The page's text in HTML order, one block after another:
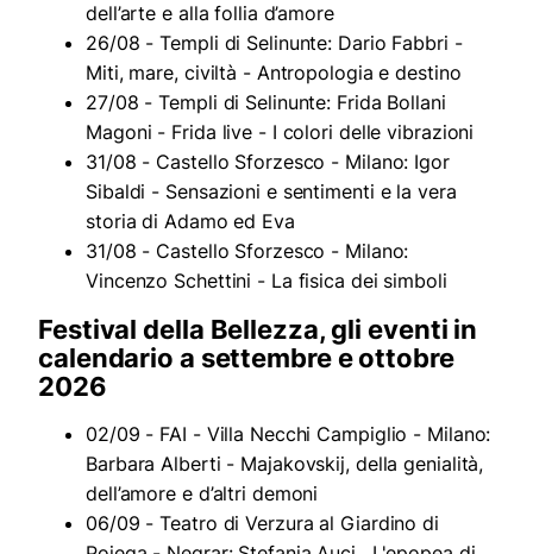
dell’arte e alla follia d’amore
26/08 - Templi di Selinunte: Dario Fabbri -
Miti, mare, civiltà - Antropologia e destino
27/08 - Templi di Selinunte: Frida Bollani
Magoni - Frida live - I colori delle vibrazioni
31/08 - Castello Sforzesco - Milano: Igor
Sibaldi - Sensazioni e sentimenti e la vera
storia di Adamo ed Eva
31/08 - Castello Sforzesco - Milano:
Vincenzo Schettini - La fisica dei simboli
Festival della Bellezza, gli eventi in
calendario a settembre e ottobre
2026
02/09 - FAI - Villa Necchi Campiglio - Milano:
Barbara Alberti - Majakovskij, della genialità,
dell’amore e d’altri demoni
06/09 - Teatro di Verzura al Giardino di